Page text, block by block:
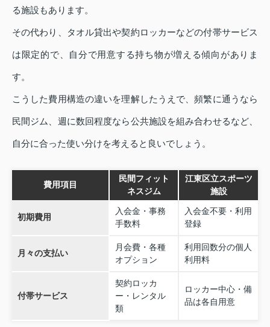
る施設もあります。
その代わり、タオル貸出や契約ロッカーなどの付帯サービス
は限定的で、自分で用意する持ち物が増える傾向がありま
す。
こうした費用構造の違いを理解したうえで、頻繁に通うなら
民間ジム、週に数回程度なら公共施設を組み合わせるなど、
自分に合った使い分けを考えると良いでしょう。
費用項目
民間フィット
ネスジム
江東区立スポーツ
施設
初期費用
入会金・事務
手数料
入会金不要・利用
登録
月々の支払い
月会費・各種
オプション
利用回数分の個人
利用料
付帯サービス
契約ロッカ
ー・レンタル
類
ロッカー中心・備
品は各自用意